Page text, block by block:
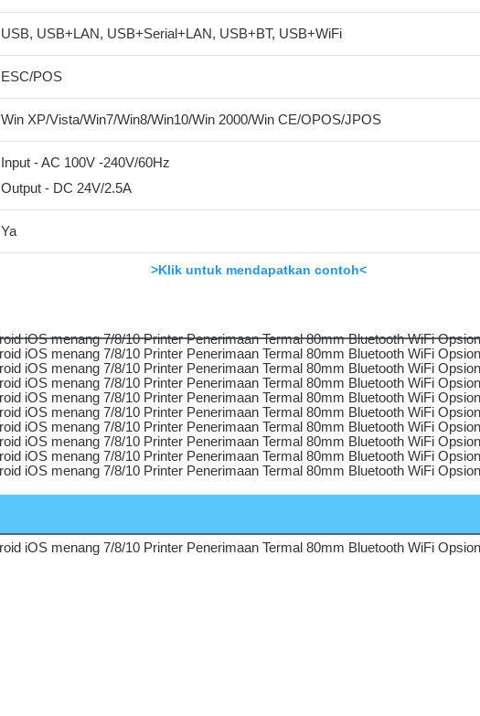
USB, USB+LAN, USB+Serial+LAN, USB+BT, USB+WiFi
ESC/POS
Win XP/Vista/Win7/Win8/Win10/Win 2000/Win CE/OPOS/JPOS
Input - AC 100V -240V/60Hz
Output - DC 24V/2.5A
Ya
>Klik untuk mendapatkan contoh<